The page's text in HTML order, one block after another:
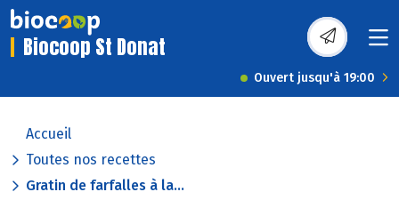
Biocoop St Donat
Ouvert jusqu'à 19:00
Accueil
Toutes nos recettes
Gratin de farfalles à la...